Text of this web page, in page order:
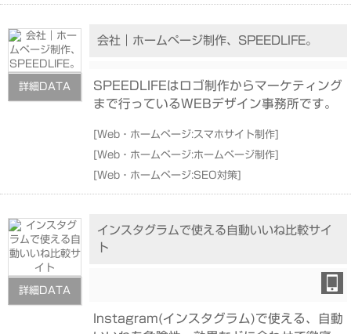
詳細DATA
会社｜ホームページ制作、SPEEDLIFE。
SPEEDLIFEはロゴ制作からマーケティング
まで行っているWEBデザイン事務所です。
[Web・ホームページ:スマホサイト制作]
[Web・ホームページ:ホームページ制作]
[Web・ホームページ:SEO対策]
詳細DATA
インスタグラムで使える自動いいね比較サイ
ト
Instagram(インスタグラム)で使える、自動